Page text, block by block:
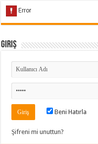
Giriş
Beni Hatırla
Şifreni mi unuttun?